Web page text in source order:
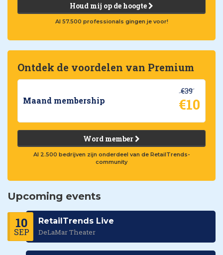
Houd mij op de hoogte
Al 57.500 professionals gingen je voor!
Ontdek de voordelen van Premium
Maand membership
€39
€10
Word member
Al 2.500 bedrijven zijn onderdeel van de RetailTrends-
community
Upcoming events
10
SEP
RetailTrends Live
DeLaMar Theater